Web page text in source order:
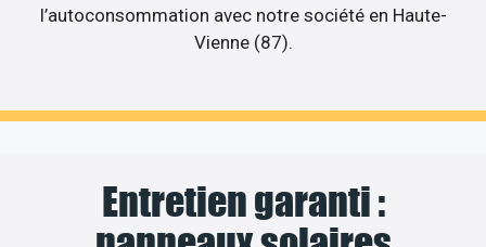
l’autoconsommation avec notre société en Haute-
Vienne (87).
Entretien garanti :